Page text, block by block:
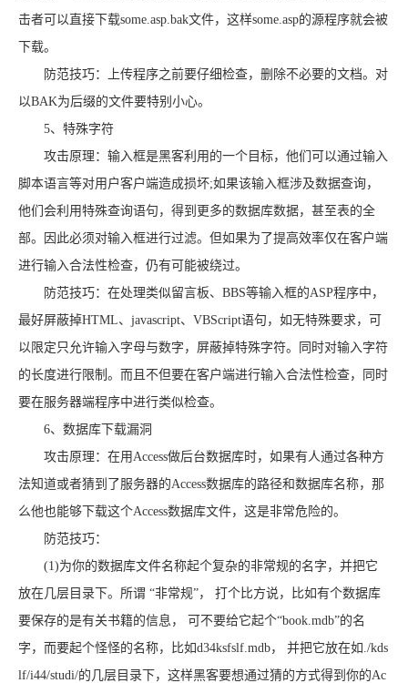
击者可以直接下载some.asp.bak文件，这样some.asp的源程序就会被
下载。
防范技巧：上传程序之前要仔细检查，删除不必要的文档。对
以BAK为后缀的文件要特别小心。
5、特殊字符
攻击原理：输入框是黑客利用的一个目标，他们可以通过输入
脚本语言等对用户客户端造成损坏;如果该输入框涉及数据查询，
他们会利用特殊查询语句，得到更多的数据库数据，甚至表的全
部。因此必须对输入框进行过滤。但如果为了提高效率仅在客户端
进行输入合法性检查，仍有可能被绕过。
防范技巧：在处理类似留言板、BBS等输入框的ASP程序中，
最好屏蔽掉HTML、javascript、VBScript语句，如无特殊要求，可
以限定只允许输入字母与数字，屏蔽掉特殊字符。同时对输入字符
的长度进行限制。而且不但要在客户端进行输入合法性检查，同时
要在服务器端程序中进行类似检查。
6、数据库下载漏洞
攻击原理：在用Access做后台数据库时，如果有人通过各种方
法知道或者猜到了服务器的Access数据库的路径和数据库名称，那
么他也能够下载这个Access数据库文件，这是非常危险的。
防范技巧：
(1)为你的数据库文件名称起个复杂的非常规的名字，并把它
放在几层目录下。所谓 “非常规”， 打个比方说，比如有个数据库
要保存的是有关书籍的信息， 可不要给它起个“book.mdb”的名
字，而要起个怪怪的名称，比如d34ksfslf.mdb， 并把它放在如./kds
lf/i44/studi/的几层目录下，这样黑客要想通过猜的方式得到你的Ac